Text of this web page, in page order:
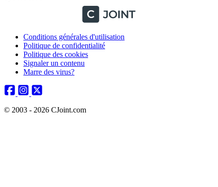
Conditions générales d'utilisation
Politique de confidentialité
Politique des cookies
Signaler un contenu
Marre des virus?
© 2003 - 2026 CJoint.com